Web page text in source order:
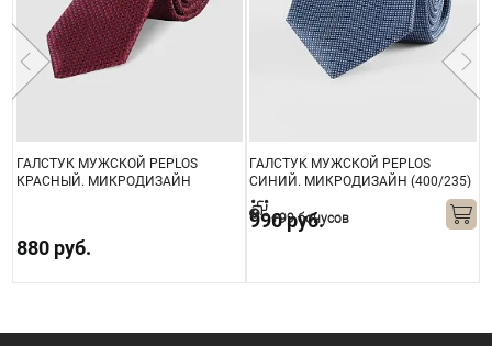
ГАЛСТУК МУЖСКОЙ PEPLOS
КРАСНЫЙ. МИКРОДИЗАЙН
880 руб.
ГАЛСТУК МУЖСКОЙ PEPLOS
СИНИЙ. МИКРОДИЗАЙН (400/235)
990 руб.
+99 бонусов